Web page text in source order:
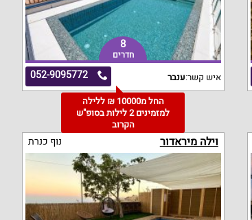
8
חדרים
052-9095772 איש קשר:ענבר
החל מ10000 ₪ ללילה
למזמינים 2 לילות בסופ"ש
הקרוב
וילה מיראדור נוף כנרת